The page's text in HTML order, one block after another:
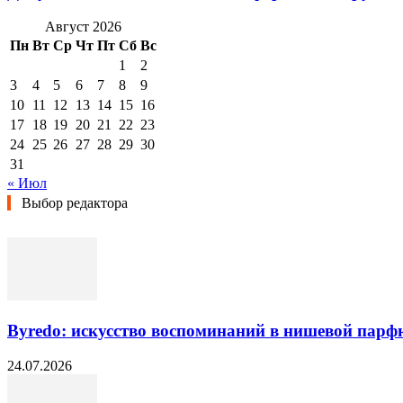
Август 2026
Пн Вт Ср Чт Пт Сб Вс
1
2
3
4 5 6 7 8
9
10 11 12 13 14 15 16
17 18 19 20 21 22 23
24 25 26 27 28 29 30
31
« Июл
Выбор редактора
Byredo: искусство воспоминаний в нишевой
24.07.2026